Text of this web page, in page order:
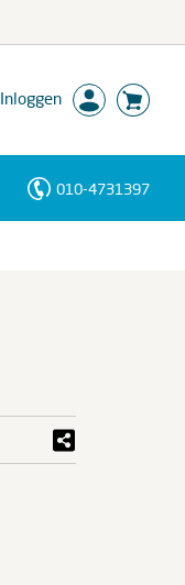
Inloggen
010-4731397